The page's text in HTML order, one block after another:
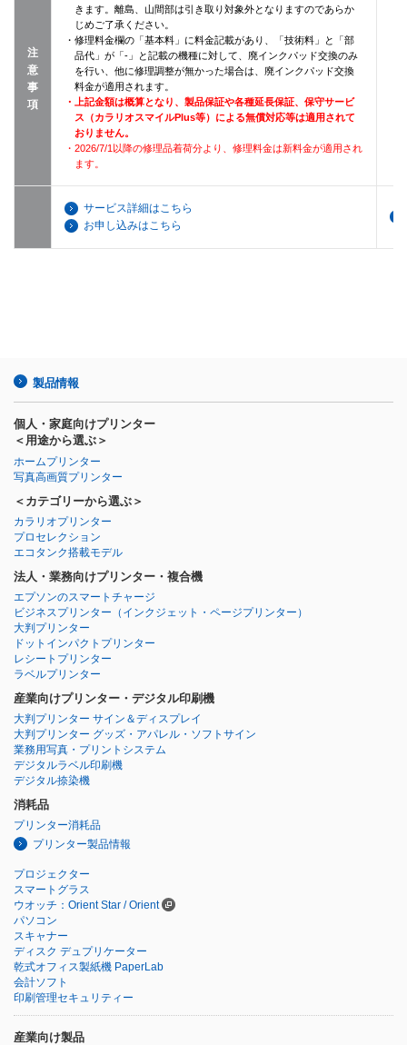
注
意
事
項
きます。離島、山間部は引き取り対象外となりますのであらか
じめご了承ください。
・修理料金欄の「基本料」に料金記載があり、「技術料」と「部
品代」が「-」と記載の機種に対して、廃インクパッド交換のみ
を行い、他に修理調整が無かった場合は、廃インクパッド交換
料金が適用されます。
・上記金額は概算となり、製品保証や各種延長保証、保守サービ
ス（カラリオスマイルPlus等）による無償対応等は適用されて
おりません。
・2026/7/1以降の修理品着荷分より、修理料金は新料金が適用され
ます。
サービス詳細はこちら
お申し込みはこちら
製品情報
個人・家庭向けプリンター
＜用途から選ぶ＞
ホームプリンター
写真高画質プリンター
＜カテゴリーから選ぶ＞
カラリオプリンター
プロセレクション
エコタンク搭載モデル
法人・業務向けプリンター・複合機
エプソンのスマートチャージ
ビジネスプリンター （インクジェット・ページプリンター）
大判プリンター
ドットインパクトプリンター
レシートプリンター
ラベルプリンター
産業向けプリンター・デジタル印刷機
大判プリンター サイン＆ディスプレイ
大判プリンター グッズ・アパレル・ソフトサイン
業務用写真・プリントシステム
デジタルラベル印刷機
デジタル捺染機
消耗品
プリンター消耗品
プリンター製品情報
プロジェクター
スマートグラス
ウオッチ：Orient Star / Orient
パソコン
スキャナー
ディスク デュプリケーター
乾式オフィス製紙機 PaperLab
会計ソフト
印刷管理セキュリティー
産業向け製品